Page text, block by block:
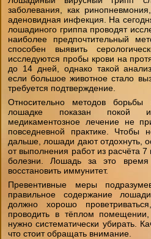
заболевания, как
аденовидная инфекция. На
лошадиного гриппа проводят
наиболее предпочтительный
способен выявить
исследуются пробы крови на
до 14 дней, однако такой
если большое животное стало
требуется подтверждение.
Относительно методов
лошадке показан покой
медикаментозное лечение не
повседневной практике. Чтобы
дальше, лошади дают отдохнуть,
от выполнения работ из расчёта
болезни. Лошадь за это
восстановить иммунитет.
Превентивные меры
правильное содержание
должно хорошо
проводить в тёплом помещении,
нужно систематически убирать.
что стоит обращать внимание.
Чёрный Список
Бесплатный постой лошадей
Техника Безопасности
"День на конюшне" (будни)
Экспресс- обучение за 4 часа
Фотосессии
Лакомства для животных
Как одеваться на конную
Вопросы-ответы
Стили верховой езды
Советы
Школа лошади
Ветеринария
Амуниция лошадей
Подбор лошади параметры
Домик в аренду